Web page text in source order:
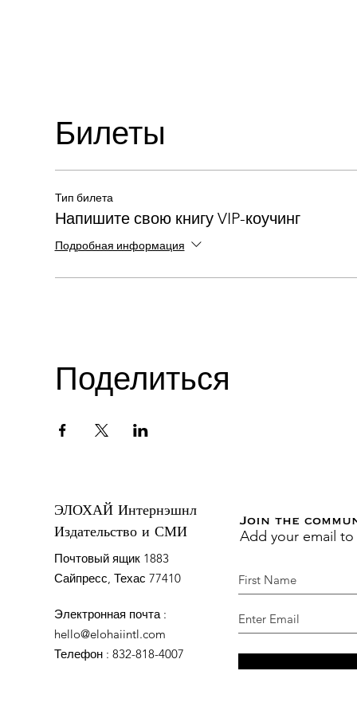
Билеты
Тип билета
Напишите свою книгу VIP-коучинг
Подробная информация
Поделиться
ЭЛОХАЙ Интернэшнл
Издательство и СМИ
Почтовый ящик 1883
Сайпресс, Техас 77410
Электронная почта:
hello@elohaiintl.com
Телефон : 832-818-4007
Join the
Add your email